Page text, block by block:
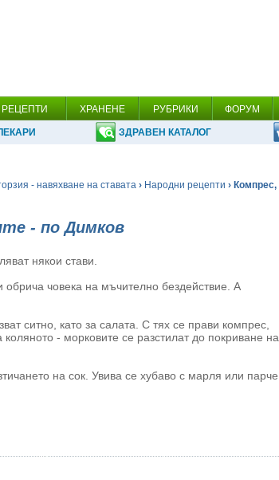
ХРАНЕНЕ РУБРИКИ ФОРУМ
ЗДРАВЕН КАТАЛОГ
- навяхване на ставата › Народни рецепти › Компрес,
- по Димков
някои стави.
човека на мъчително бездействие. А
ситно, като за салата. С тях се прави компрес,
- морковите се разстилат до покриване на
на сок. Увива се хубаво с марля или парче